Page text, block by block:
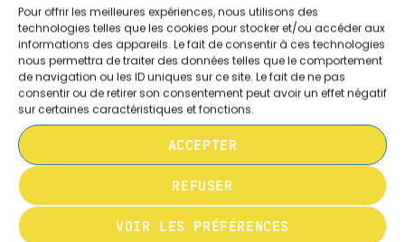
Pour offrir les meilleures expériences, nous utilisons des
technologies telles que les cookies pour stocker et/ou accéder aux
informations des appareils. Le fait de consentir à ces technologies
nous permettra de traiter des données telles que le comportement
de navigation ou les ID uniques sur ce site. Le fait de ne pas
consentir ou de retirer son consentement peut avoir un effet négatif
sur certaines caractéristiques et fonctions.
ACCEPTER
REFUSER
VOIR LES PRÉFÉRENCES
SHAVOUA TOV
ISRAËL AUTREMENT DU 100526
today AVRIL 26, 2026 498 10 10
play_arrow